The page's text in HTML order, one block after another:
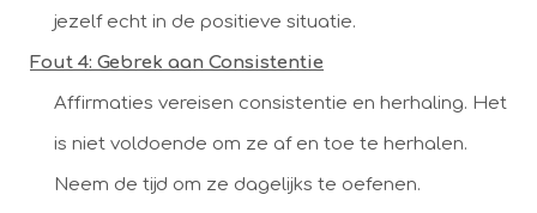
jezelf echt in de positieve situatie.
Fout 4: Gebrek aan Consistentie
Affirmaties vereisen consistentie en herhaling. Het
is niet voldoende om ze af en toe te herhalen.
Neem de tijd om ze dagelijks te oefenen.